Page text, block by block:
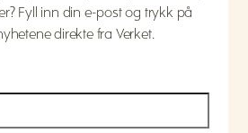
Fyll inn din e-post og trykk på
direkte fra Verket.